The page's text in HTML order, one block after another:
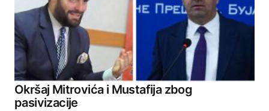
Okršaj Mitrovića i Mustafija zbog
pasivizacije